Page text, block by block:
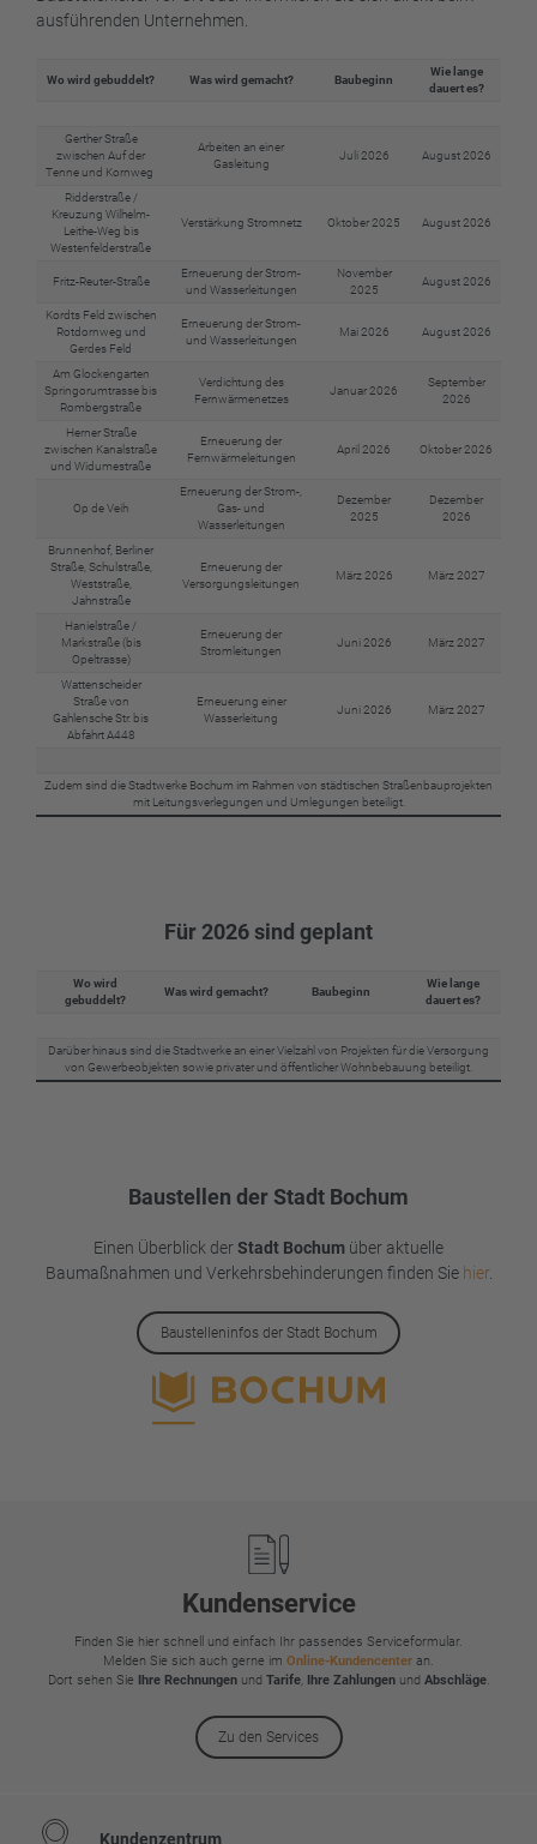
ausführenden Unternehmen.
Wo wird gebuddelt? Was wird gemacht? Baubeginn
Wie lange
dauert es?
Gerther Straße
zwischen Auf der
Tenne und Kornweg
Arbeiten an einer
Gasleitung
Juli 2026 August 2026
Ridderstraße /
Kreuzung Wilhelm-
Leithe-Weg bis
Westenfelderstraße
Verstärkung Stromnetz Oktober 2025 August 2026
Fritz-Reuter-Straße
Erneuerung der Strom-
und Wasserleitungen
November
2025
August 2026
Kordts Feld zwischen
Rotdornweg und
Gerdes Feld
Erneuerung der Strom-
und Wasserleitungen
Mai 2026 August 2026
Am Glockengarten
Springorumtrasse bis
Rombergstraße
Verdichtung des
Fernwärmenetzes
Januar 2026
September
2026
Herner Straße
zwischen Kanalstraße
und Widumestraße
Erneuerung der
Fernwärmeleitungen
April 2026 Oktober 2026
Op de Veih
Erneuerung der Strom-,
Gas- und
Wasserleitungen
Dezember
2025
Dezember
2026
Brunnenhof, Berliner
Straße, Schulstraße,
Weststraße,
Jahnstraße
Erneuerung der
Versorgungsleitungen
März 2026 März 2027
Hanielstraße /
Markstraße (bis
Opeltrasse)
Erneuerung der
Stromleitungen
Juni 2026 März 2027
Wattenscheider
Straße von
Gahlensche Str. bis
Abfahrt A448
Erneuerung einer
Wasserleitung
Juni 2026 März 2027
Zudem sind die Stadtwerke Bochum im Rahmen von städtischen Straßenbauprojekten
mit Leitungsverlegungen und Umlegungen beteiligt.
Für 2026 sind geplant
Wo wird
gebuddelt?
Was wird gemacht? Baubeginn
Wie lange
dauert es?
Darüber hinaus sind die Stadtwerke an einer Vielzahl von Projekten für die Versorgung
von Gewerbeobjekten sowie privater und öffentlicher Wohnbebauung beteiligt.
Baustellen der Stadt Bochum
Einen Überblick derStadt Bochum über aktuelle
Baumaßnahmen und Verkehrsbehinderungen finden Sie hier.
Baustelleninfos der Stadt Bochum
Kundenservice
Finden Sie hier schnell und einfach Ihr passendes Serviceformular.
Melden Sie sich auch gerne im Online-Kundencenter an.
Dort sehen Sie
Ihre Rechnungenund Tarife, Ihre Zahlungenund Abschläge.
Zu den Services
Kundenzentrum